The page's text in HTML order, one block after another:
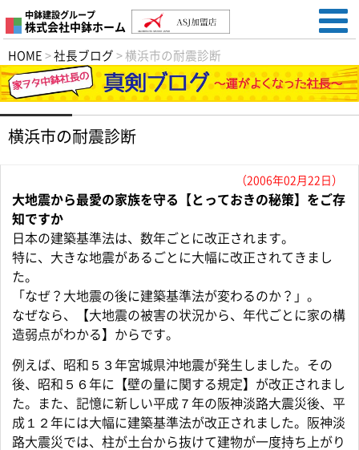
中鉢建設グループ
株式会社中鉢ホーム
HOME > 社長ブログ > 横浜市の耐震診断
横浜市の耐震診断
（2006年02月22日）
大地震から最愛の家族を守る【とっておきの秘策】をご存
知ですか
日本の建築基準法は、数年ごとに改正されます。
特に、大きな地震があるごとに大幅に改正されてきまし
た。
「なぜ？大地震の後に建築基準法が変わるのか？」。
なぜなら、【大地震の被害の状況から、年代ごとに家の構
造弱点がわかる】からです。
例えば、昭和５３年宮城県沖地震が発生しました。その
後、昭和５６年に【壁の量に関する規定】が改正されまし
た。また、記憶に新しい平成７年の阪神淡路大震災後、平
成１２年には大幅に建築基準法が改正されました。阪神淡
路大震災では、柱が土台から抜けて建物が一度持ち上がり